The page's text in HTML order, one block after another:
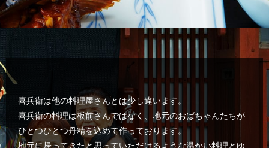
喜兵衛は他の料理屋さんとは少し違います。
喜兵衛の料理は板前さんではなく、地元のおばちゃんたちが
ひとつひとつ丹精を込めて作っております。
地元に帰ってきたと思っていただけるような温かい料理と ゆ